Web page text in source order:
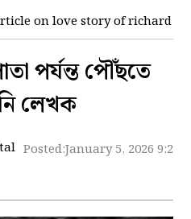
on love story of richard
পর্যন্ত পৌঁছতে
লেখক
Posted:January 5, 2026 9:26